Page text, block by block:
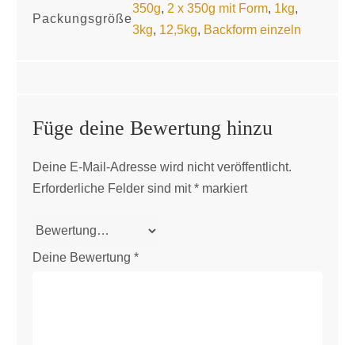
Packungsgröße
350g, 2 x 350g mit Form, 1kg,
3kg, 12,5kg, Backform einzeln
Füge deine Bewertung hinzu
Deine E-Mail-Adresse wird nicht veröffentlicht.
Erforderliche Felder sind mit*markiert
Deine Bewertung *